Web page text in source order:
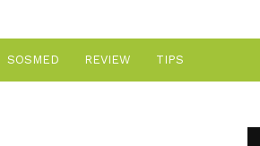
SOSMED REVIEW TIPS